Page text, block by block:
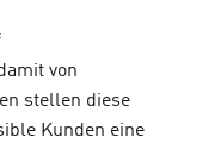
von
stellen diese
Kunden eine